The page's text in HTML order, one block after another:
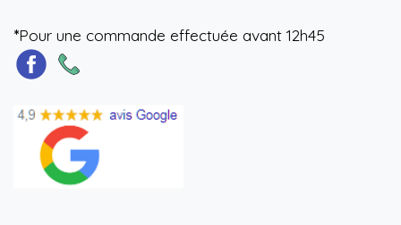
*Pour une commande effectuée avant 12h45